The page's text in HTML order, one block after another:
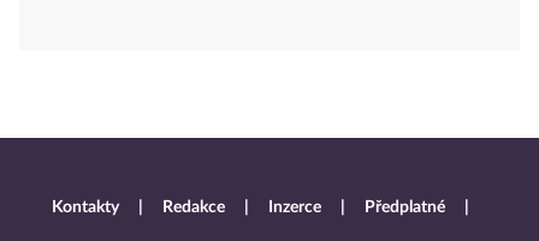
Kontakty Redakce Inzerce Předplatné